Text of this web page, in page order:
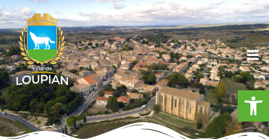
Aller
au
contenu
Commune de